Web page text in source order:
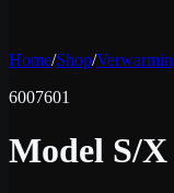
Home/Shop/
6007601
Model S/